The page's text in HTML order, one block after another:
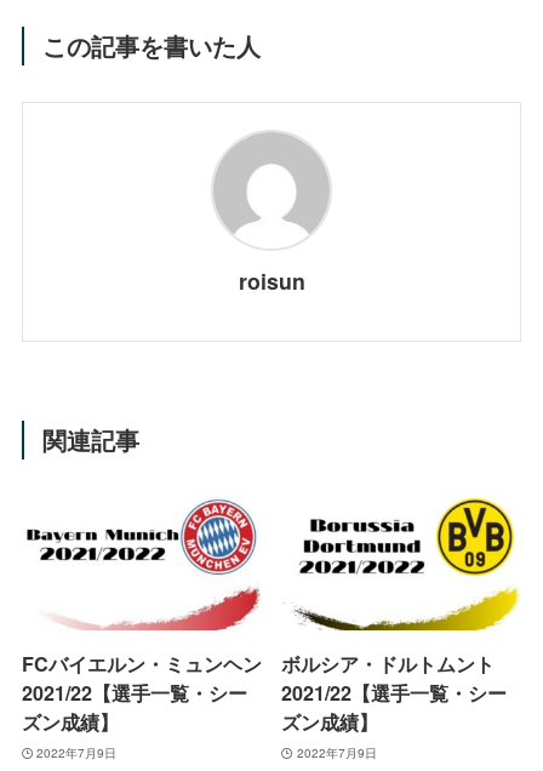
この記事を書いた人
roisun
関連記事
FCバイエルン・ミュンヘン
2021/22【選手一覧・シー
ズン成績】
2022年7月9日
ボルシア・ドルトムント
2021/22【選手一覧・シー
ズン成績】
2022年7月9日